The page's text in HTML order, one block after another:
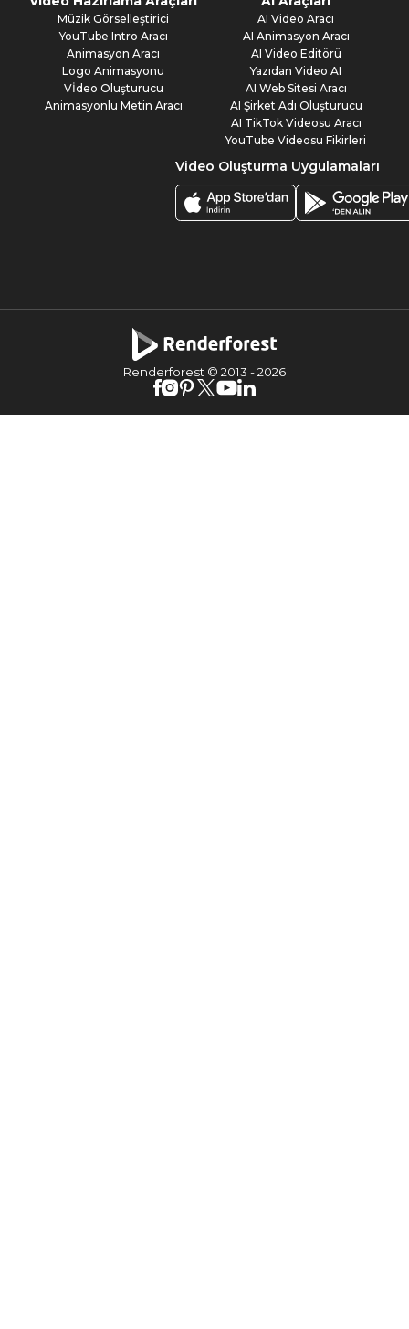
Müzik Görselleştirici
YouTube Intro Aracı
Animasyon Aracı
Logo Animasyonu
Vİdeo Oluşturucu
Animasyonlu Metin Aracı
AI Video Aracı
AI Animasyon Aracı
AI Video Editörü
Yazıdan Video AI
AI Web Sitesi Aracı
AI Şirket Adı Oluşturucu
AI TikTok Videosu Aracı
YouTube Videosu Fikirleri
Video Oluşturma Uygulamaları
Renderforest © 2013 -2026